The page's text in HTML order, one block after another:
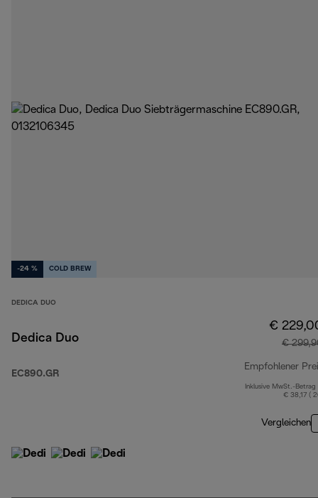
-24 % COLD BREW
DEDICA DUO
Dedica Duo
EC890.GR
€
€
Empfohlener
Inklusive MwSt.-Betrag
€ 38,17 (
Vergleichen